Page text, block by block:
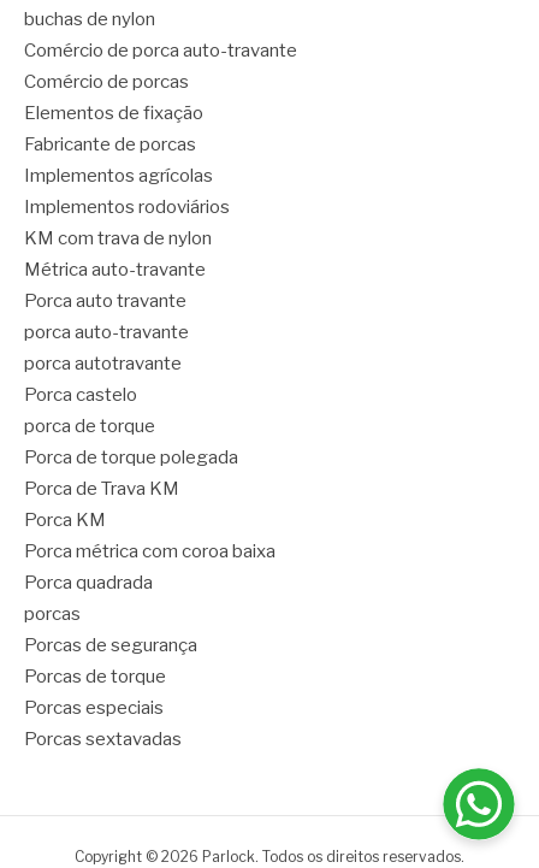
buchas de nylon
Comércio de porca auto-travante
Comércio de porcas
Elementos de fixação
Fabricante de porcas
Implementos agrícolas
Implementos rodoviários
KM com trava de nylon
Métrica auto-travante
Porca auto travante
porca auto-travante
porca autotravante
Porca castelo
porca de torque
Porca de torque polegada
Porca de Trava KM
Porca KM
Porca métrica com coroa baixa
Porca quadrada
porcas
Porcas de segurança
Porcas de torque
Porcas especiais
Porcas sextavadas
Copyright © 2026 Parlock. Todos os direitos reservados.